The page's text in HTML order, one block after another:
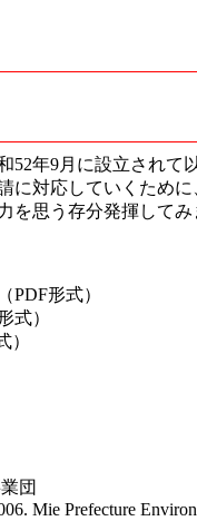
年9月に設立されて
対応していくため
思う存分発揮してみ
PDF形式）
式）
）
団
Mie Prefecture